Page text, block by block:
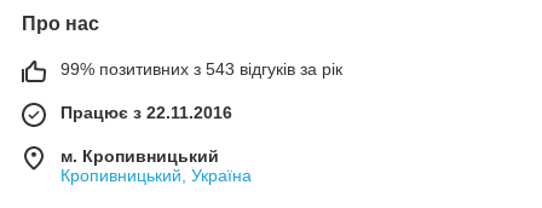
Про нас
99% позитивних з 543 відгуків за рік
Працює з 22.11.2016
м. Кропивницький
Кропивницький, Україна